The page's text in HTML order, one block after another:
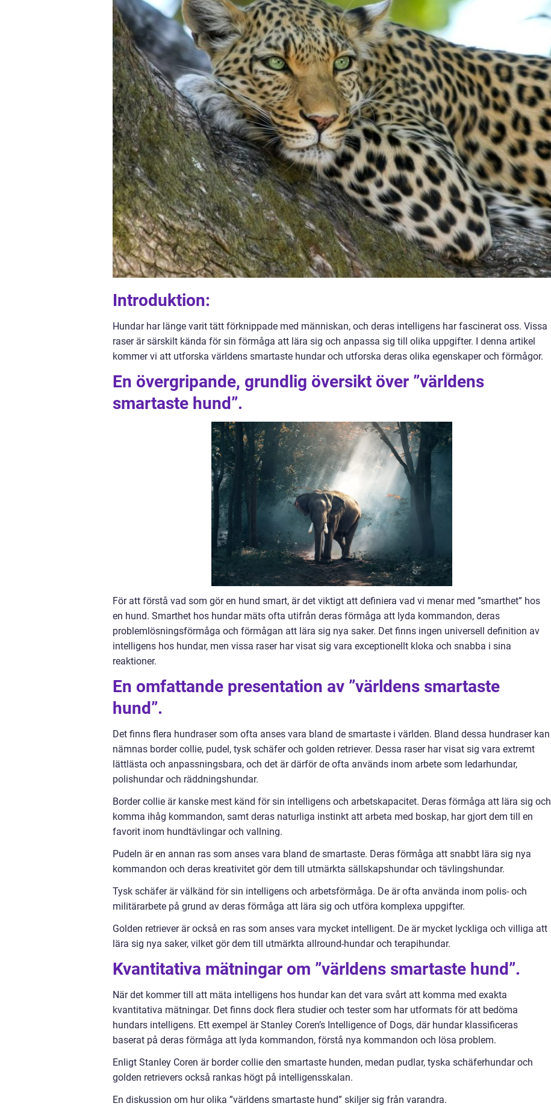
Introduktion:
Hundar har länge varit tätt förknippade med människan, och deras intelligens har fascinerat oss. Vissa
raser är särskilt kända för sin förmåga att lära sig och anpassa sig till olika uppgifter. I denna artikel
kommer vi att utforska världens smartaste hundar och utforska deras olika egenskaper och förmågor.
En övergripande, grundlig översikt över ”världens
smartaste hund”.
För att förstå vad som gör en hund smart, är det viktigt att definiera vad vi menar med ”smarthet” hos
en hund. Smarthet hos hundar mäts ofta utifrån deras förmåga att lyda kommandon, deras
problemlösningsförmåga och förmågan att lära sig nya saker. Det finns ingen universell definition av
intelligens hos hundar, men vissa raser har visat sig vara exceptionellt kloka och snabba i sina
reaktioner.
En omfattande presentation av ”världens smartaste
hund”.
Det finns flera hundraser som ofta anses vara bland de smartaste i världen. Bland dessa hundraser kan
nämnas border collie, pudel, tysk schäfer och golden retriever. Dessa raser har visat sig vara extremt
lättlästa och anpassningsbara, och det är därför de ofta används inom arbete som ledarhundar,
polishundar och räddningshundar.
Border collie är kanske mest känd för sin intelligens och arbetskapacitet. Deras förmåga att lära sig och
komma ihåg kommandon, samt deras naturliga instinkt att arbeta med boskap, har gjort dem till en
favorit inom hundtävlingar och vallning.
Pudeln är en annan ras som anses vara bland de smartaste. Deras förmåga att snabbt lära sig nya
kommandon och deras kreativitet gör dem till utmärkta sällskapshundar och tävlingshundar.
Tysk schäfer är välkänd för sin intelligens och arbetsförmåga. De är ofta använda inom polis- och
militärarbete på grund av deras förmåga att lära sig och utföra komplexa uppgifter.
Golden retriever är också en ras som anses vara mycket intelligent. De är mycket lyckliga och villiga att
lära sig nya saker, vilket gör dem till utmärkta allround-hundar och terapihundar.
Kvantitativa mätningar om ”världens smartaste hund”.
När det kommer till att mäta intelligens hos hundar kan det vara svårt att komma med exakta
kvantitativa mätningar. Det finns dock flera studier och tester som har utformats för att bedöma
hundars intelligens. Ett exempel är Stanley Coren’s Intelligence of Dogs, där hundar klassificeras
baserat på deras förmåga att lyda kommandon, förstå nya kommandon och lösa problem.
Enligt Stanley Coren är border collie den smartaste hunden, medan pudlar, tyska schäferhundar och
golden retrievers också rankas högt på intelligensskalan.
En diskussion om hur olika ”världens smartaste hund” skiljer sig från varandra.